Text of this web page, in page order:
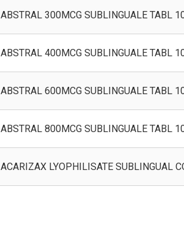
ABSTRAL 300MCG SUBLINGUALE TABL
ABSTRAL 400MCG SUBLINGUALE TABL
ABSTRAL 600MCG SUBLINGUALE TABL
ABSTRAL 800MCG SUBLINGUALE TABL
ACARIZAX LYOPHILISATE SUBLINGUAL